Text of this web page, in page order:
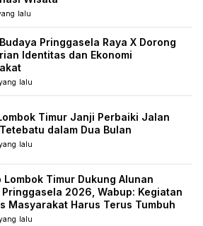
lalu
Pringgasela Raya X Dorong
Identitas dan Ekonomi
lalu
Timur Janji Perbaiki Jalan
dalam Dua Bulan
lalu
Lombok Timur Dukung Alunan
Pringgasela 2026, Wabup: Kegiatan
Masyarakat Harus Terus Tumbuh
lalu